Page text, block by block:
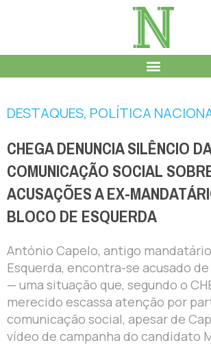
DESTAQUES, POLÍTICA
CHEGA DENUNCIA SILÊNCIO DA
COMUNICAÇÃO SOCIAL
ACUSAÇÕES A EX-
BLOCO DE ESQUERDA
António Capelo, antigo
Esquerda, encontra-se acusado
— uma situação que, segundo o
merecido escassa atenção por
comunicação social, apesar de
vídeo de campanha do candidato